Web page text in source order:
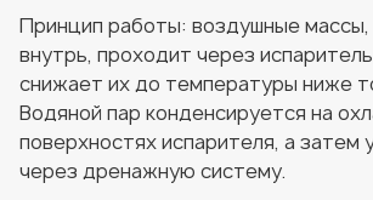
Принцип работы: воздушные массы,
внутрь, проходит через
снижает их до температуры ниже
Водяной пар конденсируется на
поверхностях испарителя, а затем
через дренажную систему.